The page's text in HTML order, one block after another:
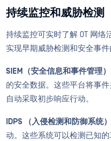
持续监控和威胁检测
持续监控可实时了解 OT 网
实现早期威胁检测和安全事件
SIEM（安全信息和事件管理）
的安全数据。这些平台将事
自动采取初步响应行动。
IDPS （入侵检测和防御系统）
动。这些系统可以检测已知